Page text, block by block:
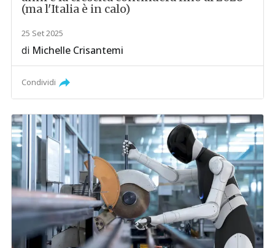
(ma l'Italia è in calo)
25 Set 2025
di Michelle Crisantemi
Condividi